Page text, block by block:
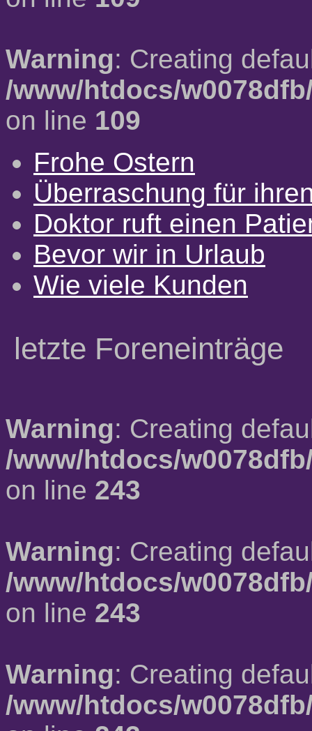
Warning: Creating
/www/htdocs/
on line 109
Frohe Ostern
Überraschung für
Doktor ruft einen
Bevor wir in Urlaub
Wie viele Kunden
letzte Foreneinträge
Warning: Creating
/www/htdocs/
on line 243
Warning: Creating
/www/htdocs/
on line 243
Warning: Creating
/www/htdocs/